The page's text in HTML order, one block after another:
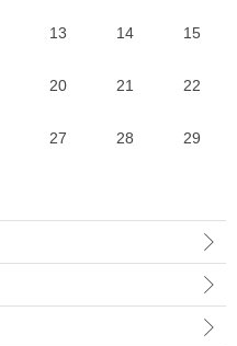
13 14 15
20 21 22
27 28 29